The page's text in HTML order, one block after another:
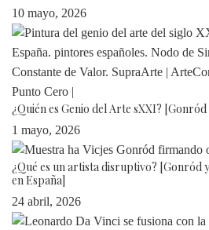
10 mayo, 2026
¿Quién es Genio del Arte sXXI?
1 mayo, 2026
¿Qué es un artista disruptivo? [Gonród
en España]
24 abril, 2026